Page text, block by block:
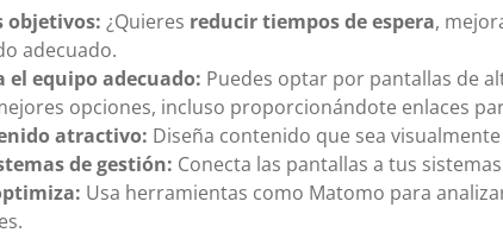
objetivos: ¿Quieres reducir tiempos de espera,
adecuado.
el equipo adecuado: Puedes optar por pantallas de
opciones, incluso proporcionándote enlaces
atractivo: Diseña contenido que sea
de gestión: Conecta las pantallas a tus
Usa herramientas como Matomo para